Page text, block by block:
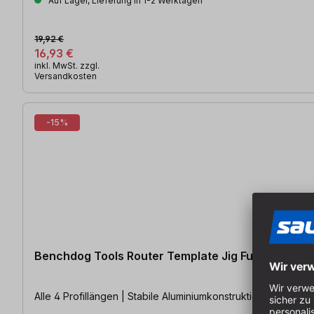
16,93 €
19,92 €
inkl. MwSt. zzgl.
Versandkosten
-15%
Benchdog Tools Router Template Jig Fully Loaded
Alle 4 Profillängen | Stabile Aluminiumkonstruktion |